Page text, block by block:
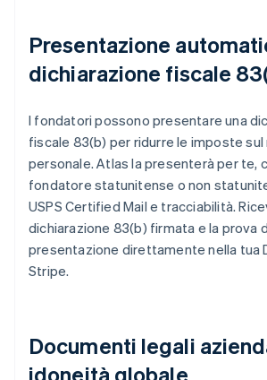
Presentazione
dichiarazione fiscale
I fondatori possono presentare una
fiscale 83(b) per ridurre le imposte
personale. Atlas la presenterà per te,
fondatore statunitense o non
USPS Certified Mail e tracciabilità.
dichiarazione 83(b) firmata e la prova
presentazione direttamente nella tua
Stripe.
Documenti legali